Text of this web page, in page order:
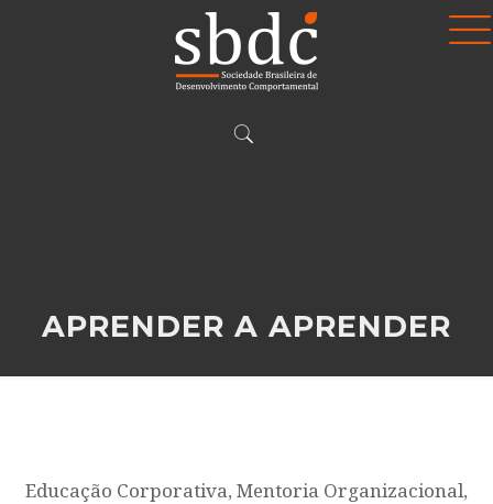
APRENDER A APRENDER
Educação Corporativa, Mentoria Organizacional,